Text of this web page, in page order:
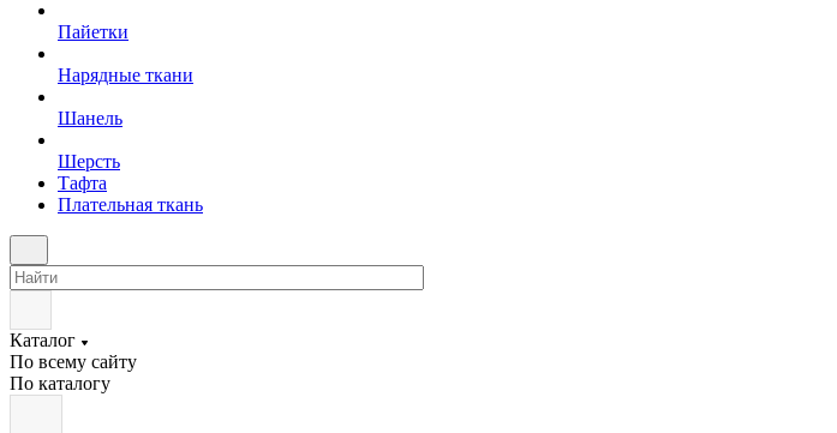
Пайетки
Нарядные ткани
Шанель
Шерсть
Тафта
Плательная ткань
Каталог
По всему сайту
По каталогу